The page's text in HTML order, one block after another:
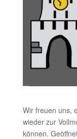
Wir freuen uns,
wieder zur
können.